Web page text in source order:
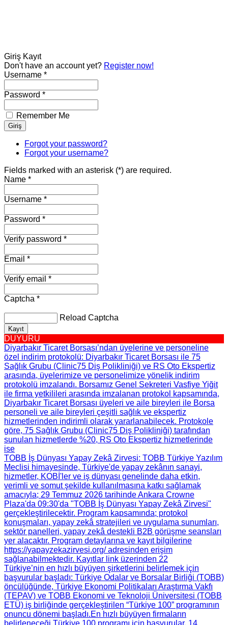
Giriş Kayıt
Don't have an account yet? Register now!
Username *
Password *
Remember Me
Forgot your password?
Forgot your username?
Fields marked with an asterisk (*) are required.
Name *
Username *
Password *
Verify password *
Email *
Verify email *
Captcha *
Reload Captcha
Kayıt
DUYURU
Diyarbakır Ticaret Borsası’ndan üyelerine ve personeline
özel indirim protokolü: Diyarbakır Ticaret Borsası ile 75
Sağlık Grubu (Clinic75 Diş Polikliniği) ve RS Oto Ekspertiz
arasında, üyelerimize ve personelimize yönelik indirim
protokolü imzalandı. Borsamız Genel Sekreteri Vasfiye Yiğit
ile firma yetkilileri arasında imzalanan protokol kapsamında,
Diyarbakır Ticaret Borsası üyeleri ve aile bireyleri ile Borsa
personeli ve aile bireyleri çeşitli sağlık ve ekspertiz
hizmetlerinden indirimli olarak yararlanabilecek. Protokole
göre, 75 Sağlık Grubu (Clinic75 Diş Polikliniği) tarafından
sunulan hizmetlerde %20, RS Oto Ekspertiz hizmetlerinde
ise
TOBB İş Dünyası Yapay Zekâ Zirvesi: TOBB Türkiye Yazılım
Meclisi himayesinde, Türkiye'de yapay zekânın sanayi,
hizmetler, KOBİ'ler ve iş dünyası genelinde daha etkin,
verimli ve somut şekilde kullanılmasına katkı sağlamak
amacıyla; 29 Temmuz 2026 tarihinde Ankara Crowne
Plaza'da 09:30'da "TOBB İş Dünyası Yapay Zekâ Zirvesi"
gerçekleştirilecektir. Program kapsamında; protokol
konuşmaları, yapay zekâ stratejileri ve uygulama sunumları,
sektör panelleri, yapay zekâ destekli B2B görüşme seansları
yer alacaktır. Program detaylarına ve kayıt bilgilerine
https://yapayzekazirvesi.org/ adresinden erişim
sağlanabilmektedir. Kayıtlar link üzerinden 22
Türkiye’nin en hızlı büyüyen şirketlerini belirlemek için
başvurular başladı: Türkiye Odalar ve Borsalar Birliği (TOBB)
öncülüğünde, Türkiye Ekonomi Politikaları Araştırma Vakfı
(TEPAV) ve TOBB Ekonomi ve Teknoloji Üniversitesi (TOBB
ETÜ) iş birliğinde gerçekleştirilen “Türkiye 100” programının
onuncu dönemi başladı.​ En hızlı büyüyen firmaların
belirleneceği Türkiye 100 programı için başvurular, 14